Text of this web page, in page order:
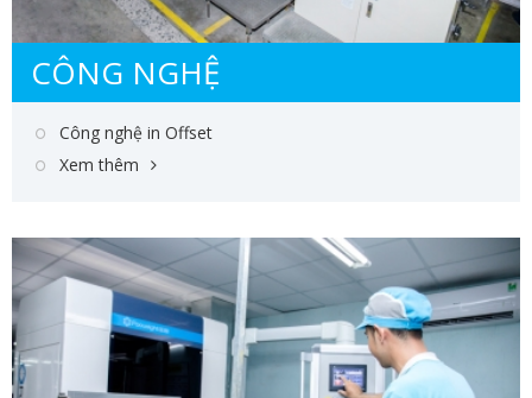
CÔNG NGHỆ
Công nghệ in Offset
Xem thêm